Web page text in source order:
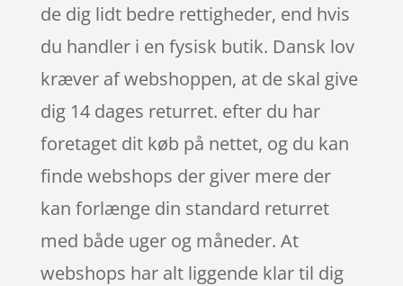
de dig lidt bedre rettigheder, end hvis
du handler i en fysisk butik. Dansk lov
kræver af webshoppen, at de skal give
dig 14 dages returret. efter du har
foretaget dit køb på nettet, og du kan
finde webshops der giver mere der
kan forlænge din standard returret
med både uger og måneder. At
webshops har alt liggende klar til dig